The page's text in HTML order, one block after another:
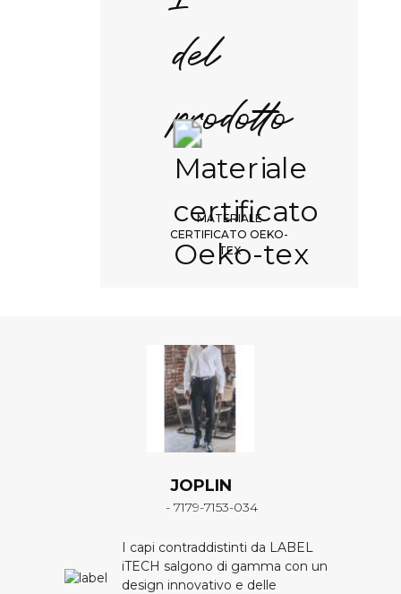
del
prodotto
MATERIALE
CERTIFICATO OEKO-
TEX
JOPLIN
- 7179-7153-034
I capi contraddistinti da LABEL
iTECH salgono di gamma con un
design innovativo e delle